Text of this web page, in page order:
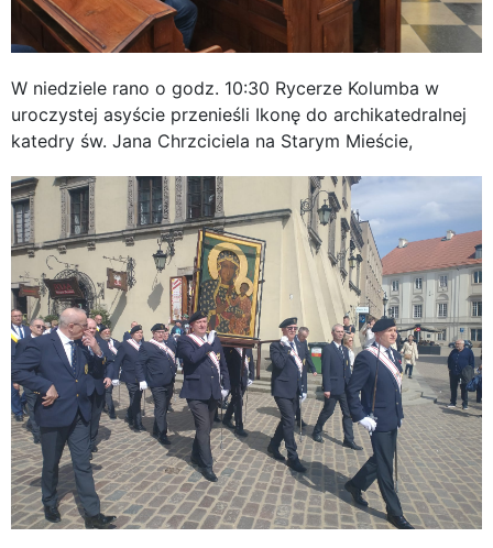
W niedziele rano o godz. 10:30 Rycerze Kolumba w
uroczystej asyście przenieśli Ikonę do archikatedralnej
katedry św. Jana Chrzciciela na Starym Mieście,